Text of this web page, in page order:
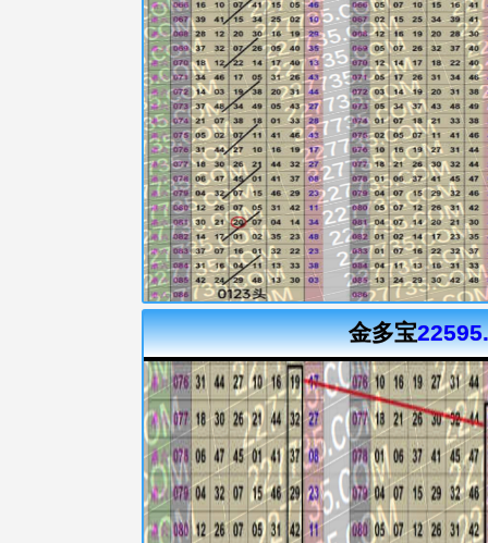
金多宝